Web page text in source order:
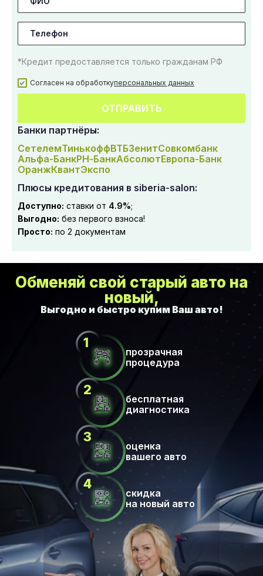
*Кредит предоставляется только гражданам РФ
Согласен на обработкуперсональных данных
ОТПРАВИТЬ
Банки партнёры:
СетелемТинькоффВТБЗенитСовкомбанк
Альфа-БанкРН-БанкАбсолютЕвропа-Банк
ОранжКвантЭкспо
Плюсы кредитования в siberia-salon:
Доступно: ставки от 4.9%;
Выгодно: без первого взноса!
Просто: по 2 документам
Обменяй свой старый авто на
новый,
прозрачная
процедура
бесплатная
диагностика
оценка
вашего авто
скидка
на новый авто